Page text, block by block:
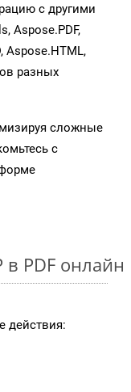
с другими
Aspose.PDF,
Aspose.HTML,
разных
сложные
с
PDF онлайн
действия: